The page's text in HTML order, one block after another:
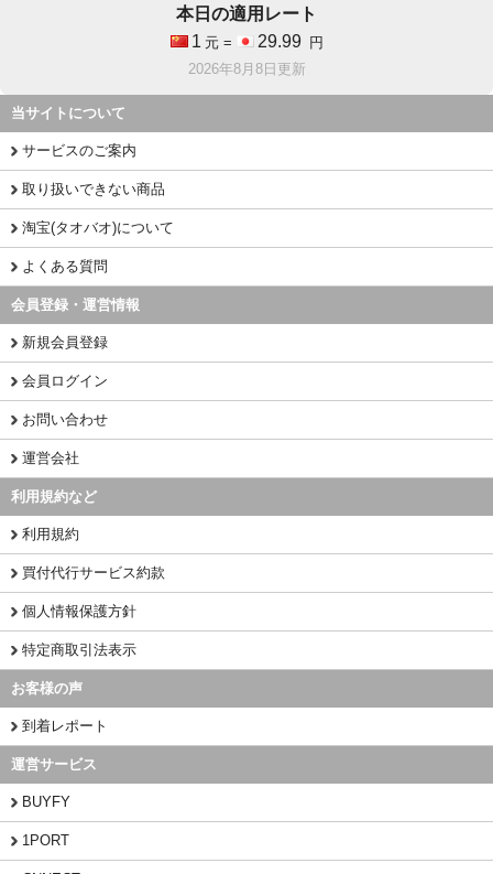
本日の適用レート
1 元 = 29.99
円
2026年8月8日更新
当サイトについて
サービスのご案内
取り扱いできない商品
淘宝(タオバオ)について
よくある質問
会員登録・運営情報
新規会員登録
会員ログイン
お問い合わせ
運営会社
利用規約など
利用規約
買付代行サービス約款
個人情報保護方針
特定商取引法表示
お客様の声
到着レポート
運営サービス
BUYFY
1PORT